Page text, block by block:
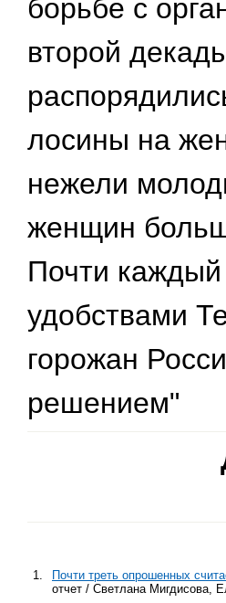
борьбе с
второй
лосины на
нежели
женщин
Почти каждый
удобствами
горожан
решением"
1.
Почти треть опрошенных
отчет / Светлана Мигдисова,